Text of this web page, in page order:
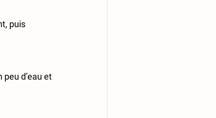
puis
d’eau et